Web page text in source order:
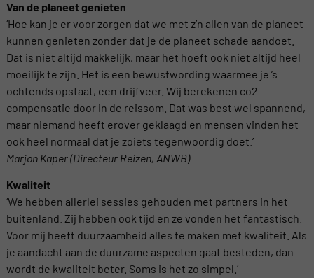
Van de planeet genieten
‘Hoe kan je er voor zorgen dat we met z’n allen van de planeet
kunnen genieten zonder dat je de planeet schade aandoet.
Dat is niet altijd makkelijk, maar het hoeft ook niet altijd heel
moeilijk te zijn. Het is een bewustwording waarmee je ’s
ochtends opstaat, een drijfveer. Wij berekenen co2-
compensatie door in de reissom. Dat was best wel spannend,
maar niemand heeft erover geklaagd en mensen vinden het
ook heel normaal dat je zoiets tegenwoordig doet.’
Marjon Kaper (Directeur Reizen, ANWB)
Kwaliteit
‘We hebben allerlei sessies gehouden met partners in het
buitenland. Zij hebben ook tijd en ze vonden het fantastisch.
Voor mij heeft duurzaamheid alles te maken met kwaliteit. Als
je aandacht aan de duurzame aspecten gaat besteden, dan
wordt de kwaliteit beter. Soms is het zo simpel.’